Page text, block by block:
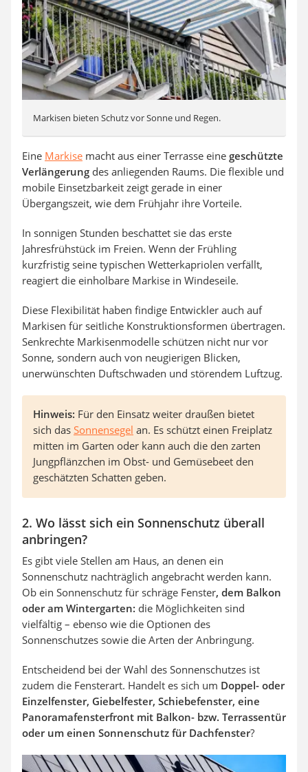
Markisen bieten Schutz vor Sonne und Regen.
Eine Markise macht aus einer Terrasse eine geschützte
Verlängerung des anliegenden Raums. Die flexible und
mobile Einsetzbarkeit zeigt gerade in einer
Übergangszeit, wie dem Frühjahr ihre Vorteile.
In sonnigen Stunden beschattet sie das erste
Jahresfrühstück im Freien. Wenn der Frühling
kurzfristig seine typischen Wetterkapriolen verfällt,
reagiert die einholbare Markise in Windeseile.
Diese Flexibilität haben findige Entwickler auch auf
Markisen für seitliche Konstruktionsformen übertragen.
Senkrechte Markisenmodelle schützen nicht nur vor
Sonne, sondern auch von neugierigen Blicken,
unerwünschten Duftschwaden und störendem Luftzug.
Hinweis: Für den Einsatz weiter draußen bietet
sich das Sonnensegel an. Es schützt einen Freiplatz
mitten im Garten oder kann auch die den zarten
Jungpflänzchen im Obst- und Gemüsebeet den
geschätzten Schatten geben.
2. Wo lässt sich ein Sonnenschutz überall
anbringen?
Es gibt viele Stellen am Haus, an denen ein
Sonnenschutz nachträglich angebracht werden kann.
Ob ein Sonnenschutz für schräge Fenster, dem Balkon
oder am Wintergarten: die Möglichkeiten sind
vielfältig – ebenso wie die Optionen des
Sonnenschutzes sowie die Arten der Anbringung.
Entscheidend bei der Wahl des Sonnenschutzes ist
zudem die Fensterart. Handelt es sich um Doppel- oder
Einzelfenster, Giebelfester, Schiebefenster, eine
Panoramafensterfront mit Balkon- bzw. Terrassentür
oder um einen Sonnenschutz für Dachfenster?